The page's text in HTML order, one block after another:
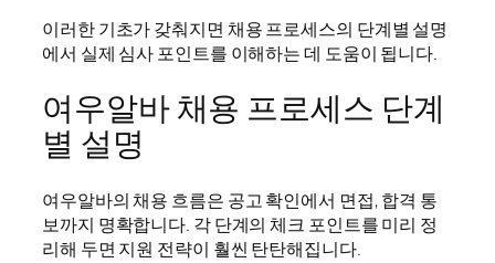
이러한 기초가 갖춰지면 채용 프로세스의 단계별 설명
에서 실제 심사 포인트를 이해하는 데 도움이 됩니다.
여우알바 채용 프로세스 단계
별 설명
여우알바의 채용 흐름은 공고 확인에서 면접, 합격 통
보까지 명확합니다. 각 단계의 체크 포인트를 미리 정
리해 두면 지원 전략이 훨씬 탄탄해집니다.